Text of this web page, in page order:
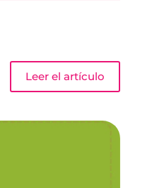
Leer el artículo